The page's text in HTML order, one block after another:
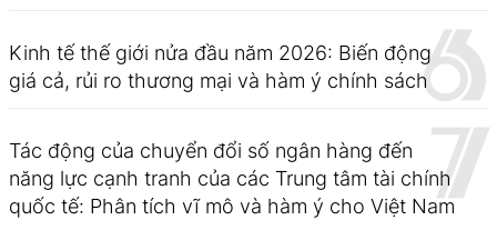
Kinh tế thế giới nửa đầu năm 2026: Biến động
giá cả, rủi ro thương mại và hàm ý chính sách
Tác động của chuyển đổi số ngân hàng đến
năng lực cạnh tranh của các Trung tâm tài chính
quốc tế: Phân tích vĩ mô và hàm ý cho Việt Nam